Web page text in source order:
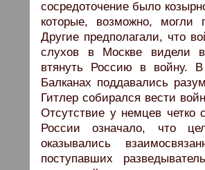
сосредоточение было
которые, возможно, могли
Другие предполагали, что
слухов в Москве видели
втянуть Россию в войну.
Балканах поддавались
Гитлер собирался вести
Отсутствие у немцев
России означало, что
оказывались
поступавших